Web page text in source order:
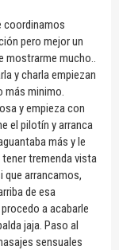
coordinamos
pero mejor un
mostrarme mucho..
y charla empiezan
más minimo.
y empieza con
el pilotín y arranca
más y le
tener tremenda vista
que arrancamos,
de esa
a acabarle
jaja. Paso al
sensuales